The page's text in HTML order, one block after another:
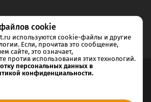
хранение персональных данных
cookie
используются cookie-файлы и другие
Если, прочитав это сообщение,
сайте, это означает,
против использования этих технологий.
персональных данных в
конфиденциальности.